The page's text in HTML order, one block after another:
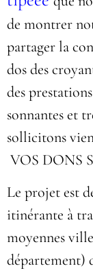
de montrer
partager la
dos des
des
sonnantes et
sollicitons
VOS DONS
Le projet est
itinérante à
moyennes
département)